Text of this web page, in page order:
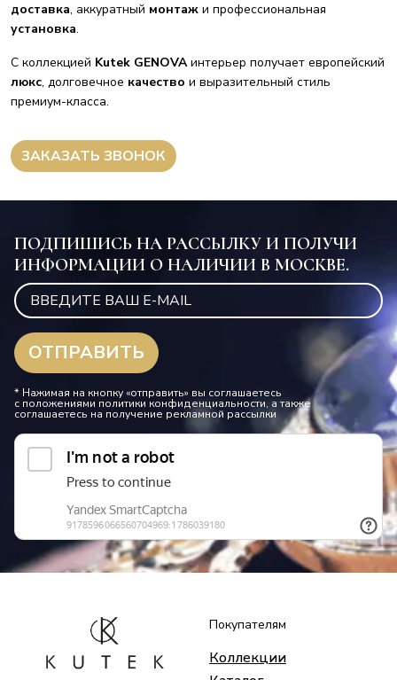
доставка, аккуратный монтаж и профессиональная
установка.
С коллекцией Kutek GENOVAинтерьер получает европейский
люкс, долговечное качество и выразительный стиль
премиум-класса.
ЗАКАЗАТЬ ЗВОНОК
ПОДПИШИСЬ НА РАССЫЛКУ И ПОЛУЧИ
ИНФОРМАЦИИ О НАЛИЧИИ В МОСКВЕ.
* Нажимая на кнопку «отправить» вы соглашаетесь
с положениями политики конфиденциальности, а также
соглашаетесь на получение рекламной рассылки
Покупателям
Коллекции